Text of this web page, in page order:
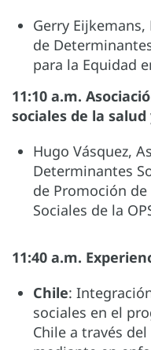
Gerry
de
para la Equidad
11:10 a.m.
sociales de la salud
Hugo Vásquez,
Determinantes
de Promoción
Sociales de la
11:40 a.m.
Chile:
sociales en el
Chile a través